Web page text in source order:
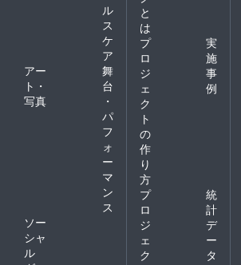
ル
ス
ケ
ア
アー
ト・
写真
舞
台
・
パ
フ
ォ
ー
マ
ン
ス
ソー
シャ
ル
と
は
プ
ロ
ジ
ェ
ク
ト
の
作
り
方
実
施
事
例
プ
ロ
ジ
ェ
ク
統
計
デ
ー
タ